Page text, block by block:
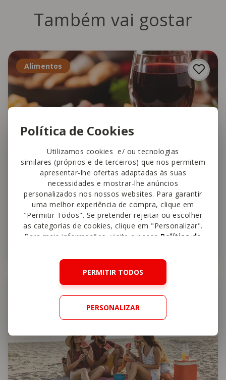
Política de Cookies
Utilizamos cookies e/ ou tecnologias
similares (próprios e de terceiros) que nos permitem
apresentar-lhe ofertas adaptadas às suas
necessidades e mostrar-lhe anúncios
personalizados nos nossos websites. Para garantir
uma melhor experiência de compra, clique em
"Permitir Todos". Se pretender rejeitar ou escolher
as categorias de cookies, clique em "Personalizar".
Para mais informações, visite a nossa Política de
PERMITIR TODOS
PERSONALIZAR
Também vai gostar
Alimentos
5 tapas portuguesas de deixar água
Alimentos